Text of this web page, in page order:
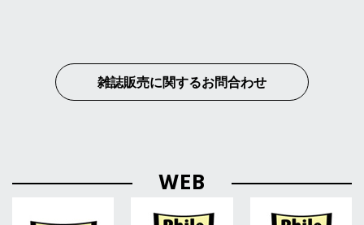
雑誌販売に関するお問合わせ
WEB